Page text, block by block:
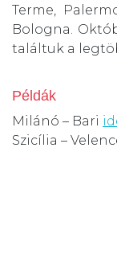
Terme,
Bologna.
találtuk a
Példák
Milánó – Bari
Szicília –